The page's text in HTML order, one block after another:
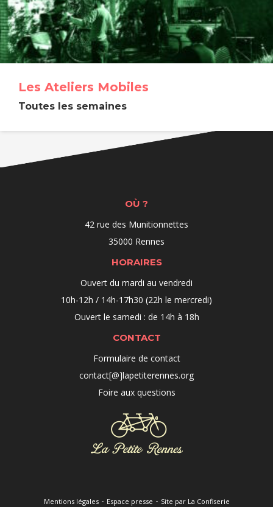
Les Ateliers Mobiles
Toutes les semaines
OÙ ?
42 rue des Munitionnettes
35000 Rennes
HORAIRES
Ouvert du mardi au vendredi
10h-12h / 14h-17h30 (22h le mercredi)
Ouvert le samedi : de 14h à 18h
CONTACT
Formulaire de contact
contact[@]lapetiterennes.org
Foire aux questions
Mentions légales- Espace presse - Site par La Confiserie